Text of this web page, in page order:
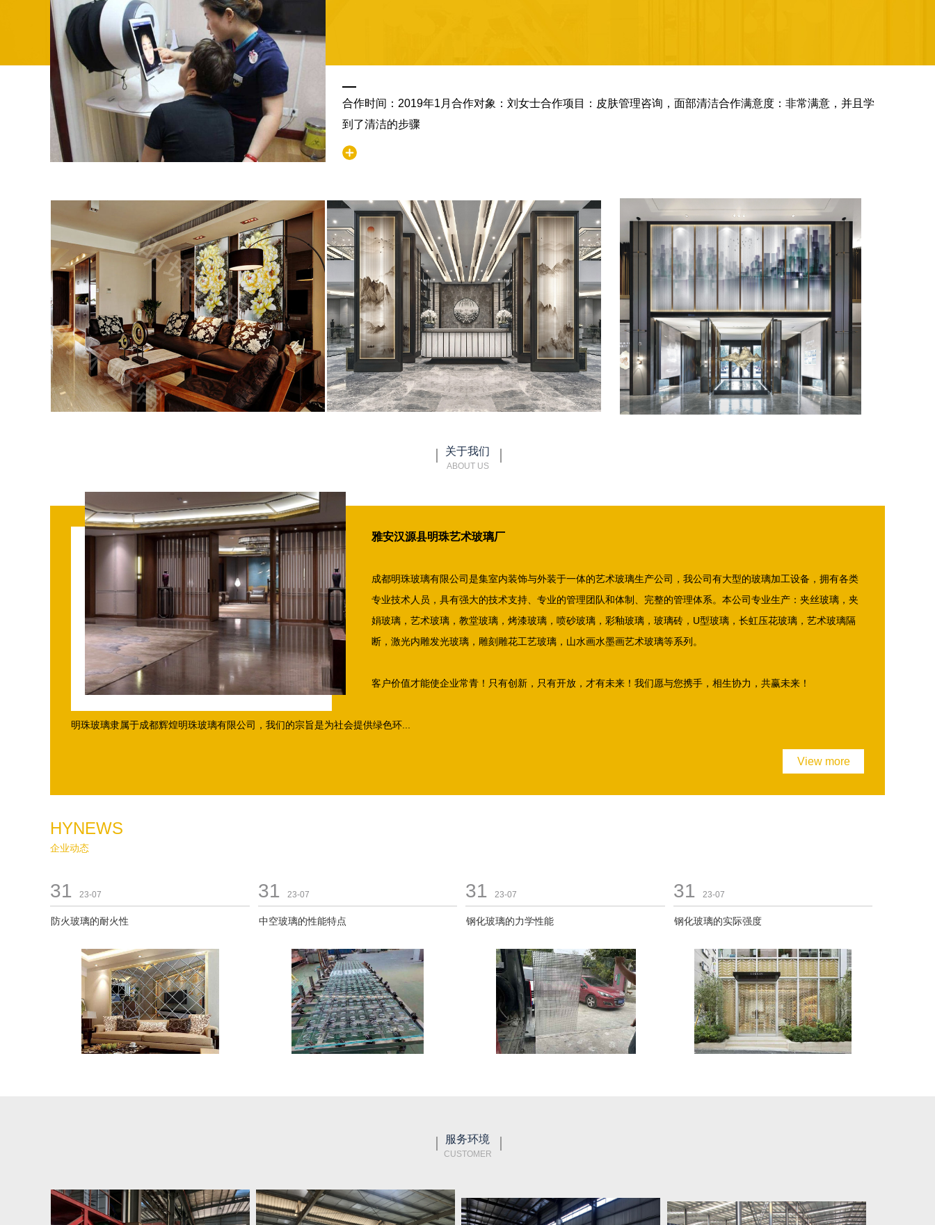
合作时间：2019年1月合作对象：刘女士合作项目：皮肤管理咨询，面部清洁合作满意度：非常满意，并且学
到了清洁的步骤
关于我们
ABOUT US
雅安汉源县明珠艺术玻璃厂
成都明珠玻璃有限公司是集室内装饰与外装于一体的艺术玻璃生产公司，我公司有大型的玻璃加工设备，拥有各类
专业技术人员，具有强大的技术支持、专业的管理团队和体制、完整的管理体系。本公司专业生产：夹丝玻璃，夹
娟玻璃，艺术玻璃，教堂玻璃，烤漆玻璃，喷砂玻璃，彩釉玻璃，玻璃砖，U型玻璃，长虹压花玻璃，艺术玻璃隔
断，激光内雕发光玻璃，雕刻雕花工艺玻璃，山水画水墨画艺术玻璃等系列。
客户价值才能使企业常青！只有创新，只有开放，才有未来！我们愿与您携手，相生协力，共赢未来！
明珠玻璃隶属于成都辉煌明珠玻璃有限公司，我们的宗旨是为社会提供绿色环...
View more
HYNEWS
企业动态
31 23-07
防火玻璃的耐火性
31 23-07
中空玻璃的性能特点
31 23-07
钢化玻璃的力学性能
31 23-07
钢化玻璃的实际强度
服务环境
CUSTOMER